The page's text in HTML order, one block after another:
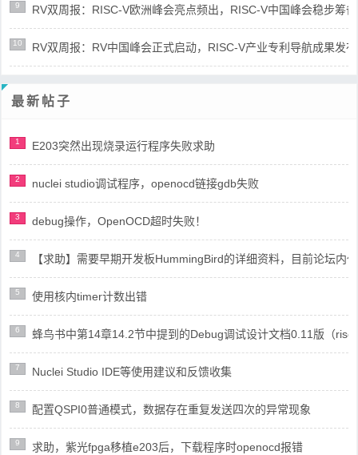
9 RV双周报：RISC-V欧洲峰会亮点频出，RISC-V中国峰会稳步筹
10 RV双周报：RV中国峰会正式启动，RISC-V产业专利导航成果发
最新帖子
1 E203突然出现烧录运行程序失败求助
2 nuclei studio调试程序，openocd链接gdb失败
3 debug操作，OpenOCD超时失败！
4 【求助】需要早期开发板HummingBird的详细资料，目前论坛内
5 使用核内timer计数出错
6 蜂鸟书中第14章14.2节中提到的Debug调试设计文档0.11版（
7 Nuclei Studio IDE等使用建议和反馈收集
8 配置QSPI0普通模式，数据存在重复发送四次的异常现象
9 求助，紫光fpga移植e203后，下载程序时openocd报错